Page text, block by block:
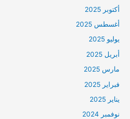
أكتوبر 2025
أغسطس 2025
يوليو 2025
أبريل 2025
مارس 2025
فبراير 2025
يناير 2025
نوفمبر 2024